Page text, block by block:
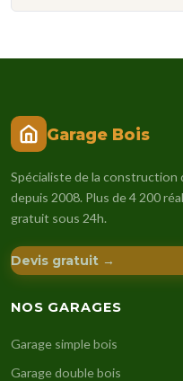
Garage Bois
Spécialiste de la construction
depuis 2008. Plus de 4 200
gratuit sous 24h.
Devis gratuit →
NOS GARAGES
Garage simple bois
Garage double bois